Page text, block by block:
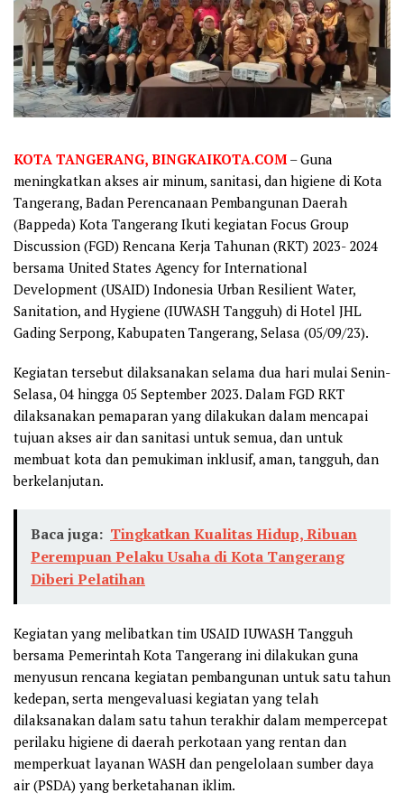
KOTA TANGERANG, BINGKAIKOTA.COM – Guna
meningkatkan akses air minum, sanitasi, dan higiene di Kota
Tangerang, Badan Perencanaan Pembangunan Daerah
(Bappeda) Kota Tangerang Ikuti kegiatan Focus Group
Discussion (FGD) Rencana Kerja Tahunan (RKT) 2023- 2024
bersama United States Agency for International
Development (USAID) Indonesia Urban Resilient Water,
Sanitation, and Hygiene (IUWASH Tangguh) di Hotel JHL
Gading Serpong, Kabupaten Tangerang, Selasa (05/09/23).
Kegiatan tersebut dilaksanakan selama dua hari mulai Senin-
Selasa, 04 hingga 05 September 2023. Dalam FGD RKT
dilaksanakan pemaparan yang dilakukan dalam mencapai
tujuan akses air dan sanitasi untuk semua, dan untuk
membuat kota dan pemukiman inklusif, aman, tangguh, dan
berkelanjutan.
Baca juga: Tingkatkan Kualitas Hidup, Ribuan
Perempuan Pelaku Usaha di Kota Tangerang
Diberi Pelatihan
Kegiatan yang melibatkan tim USAID IUWASH Tangguh
bersama Pemerintah Kota Tangerang ini dilakukan guna
menyusun rencana kegiatan pembangunan untuk satu tahun
kedepan, serta mengevaluasi kegiatan yang telah
dilaksanakan dalam satu tahun terakhir dalam mempercepat
perilaku higiene di daerah perkotaan yang rentan dan
memperkuat layanan WASH dan pengelolaan sumber daya
air (PSDA) yang berketahanan iklim.